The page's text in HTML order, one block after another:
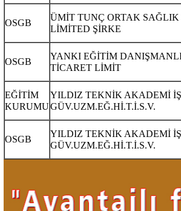
OSGB
ÜMİT TUNÇ ORTAK
LİMİTED ŞİRKE
OSGB
YANKI EĞİTİM
TİCARET LİMİT
EĞİTİM
KURUMU
YILDIZ TEKNİK AKADEMİ
GÜV.UZM.EĞ.Hİ.T.İ.S.V.
OSGB
YILDIZ TEKNİK AKADEMİ
GÜV.UZM.EĞ.Hİ.T.İ.S.V.